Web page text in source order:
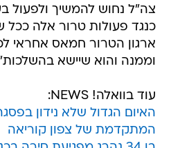
צה"ל נחוש להמשיך ולפעול
כנגד פעולות טרור אלה ככל
ארגון הטרור חמאס אחראי
וממנה והוא שיישא
עוד בוואלה! NEWS:
האיום הגדול שלא נידון
המתקדמת של צפון קוריאה